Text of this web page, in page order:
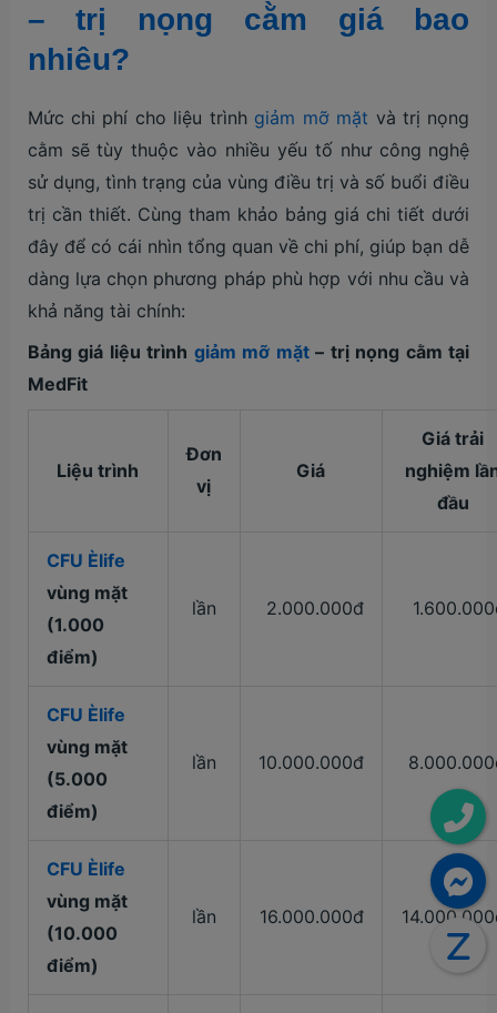
– trị nọng cằm giá bao
nhiêu?
Mức chi phí cho liệu trình giảm mỡ mặt và trị nọng
cằm sẽ tùy thuộc vào nhiều yếu tố như công nghệ
sử dụng, tình trạng của vùng điều trị và số buổi điều
trị cần thiết. Cùng tham khảo bảng giá chi tiết dưới
đây để có cái nhìn tổng quan về chi phí, giúp bạn dễ
dàng lựa chọn phương pháp phù hợp với nhu cầu và
khả năng tài chính:
Bảng giá liệu trình giảm mỡ mặt– trị nọng cằm tại
MedFit
Liệu trình
Đơn
vị
Giá
Giá trải
nghiệm
đầu
CFU Èlife
vùng mặt
(1.000
điểm)
lần 2.000.000đ
CFU Èlife
vùng mặt
(5.000
điểm)
lần 10.000.000đ
CFU Èlife
vùng mặt
(10.000
điểm)
lần 16.000.000đ